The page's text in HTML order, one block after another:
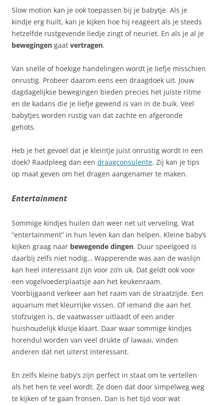
Slow motion kan je ook toepassen bij je babytje. Als je
kindje erg huilt, kan je kijken hoe hij reageert als je steeds
hetzelfde rustgevende liedje zingt of neuriet. En als je al je
bewegingen gaat vertragen.
Van snelle of hoekige handelingen wordt je liefje misschien
onrustig. Probeer daarom eens een draagdoek uit. Jouw
dagdagelijkse bewegingen bieden precies het juiste ritme
en de kadans die je liefje gewend is van in de buik. Veel
babytjes worden rustig van dat zachte en afgeronde
gehots.
Heb je het gevoel dat je kleintje juist onrustig wordt in een
doek? Raadpleeg dan een draagconsulente. Zij kan je tips
op maat geven om het dragen aangenamer te maken.
Entertainment
Sommige kindjes huilen dan weer net uit verveling. Wat
“entertainment” in hun leven kan dan helpen. Kleine baby’s
kijken graag naar bewegende dingen. Duur speelgoed is
daarbij zelfs niet nodig… Wapperende was aan de waslijn
kan heel interessant zijn voor zo’n uk. Dat geldt ook voor
een vogelvoederplaatsje aan het keukenraam.
Voorbijgaand verkeer aan het raam van de straatzijde. Een
aquarium met kleurrijke vissen. Of iemand die aan het
stofzuigen is, de vaatwasser uitlaadt of een ander
huishoudelijk klusje klaart. Daar waar sommige kindjes
horendul worden van veel drukte of lawaai, vinden
anderen dat net uiterst interessant.
En zelfs kleine baby’s zijn perfect in staat om te vertellen
als het hen te veel wordt. Ze doen dat door simpelweg weg
te kijken of te gaan fronsen. Dan is het tijd voor wat